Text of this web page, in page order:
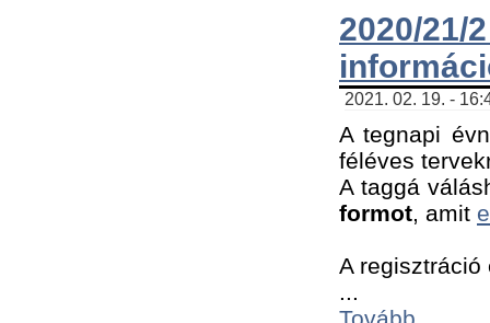
2020/
2021. 02. 19. -
A tegnapi
féléves
A taggá
formot, amit
A
...